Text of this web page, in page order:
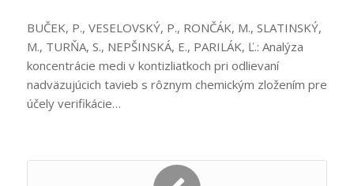
BUČEK, P., VESELOVSKÝ, P., RONČÁK, M., SLATINSKÝ,
M., TURŇA, S., NEPŠINSKÁ, E., PARILÁK, Ľ.: Analýza
koncentrácie medi v kontizliatkoch pri odlievaní
nadväzujúcich tavieb s rôznym chemickým zložením pre
účely verifikácie…